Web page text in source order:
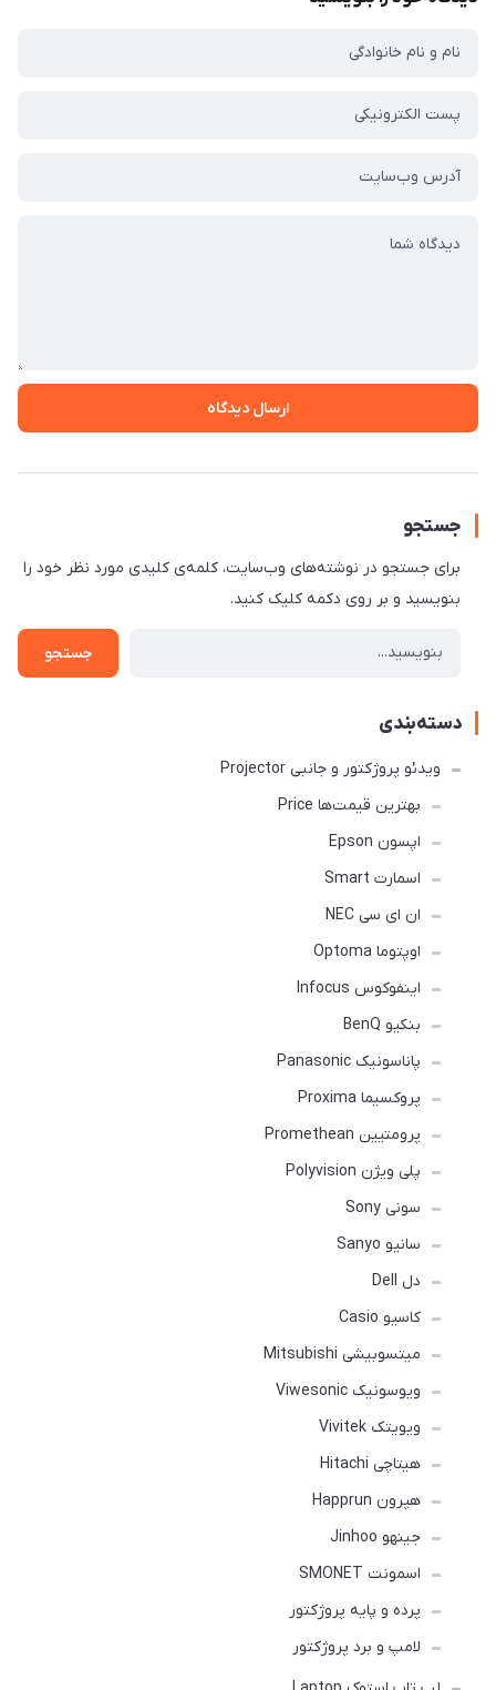
ارسال دیدگاه
جستجو
برای جستجو در نوشته‌های وب‌سایت، کلمه‌ی کلیدی مورد نظر خود را
بنویسید و بر روی دکمه کلیک کنید.
جستجو
دسته‌بندی
ویدئو پروژکتور و جانبی Projector
بهترین قیمت‌ها Price
اپسون Epson
اسمارت Smart
ان ای سی NEC
اوپتوما Optoma
اینفوکوس Infocus
بنکیو BenQ
پاناسونیک Panasonic
پروکسیما Proxima
پرومتیین Promethean
پلی ویژن Polyvision
سونی Sony
سانیو Sanyo
دل Dell
کاسیو Casio
میتسوبیشی Mitsubishi
ویوسونیک Viwesonic
ویویتک Vivitek
هیتاچی Hitachi
هپرون Happrun
جینهو Jinhoo
اسمونت SMONET
پرده و پایه پروژکتور
لامپ و برد پروژکتور